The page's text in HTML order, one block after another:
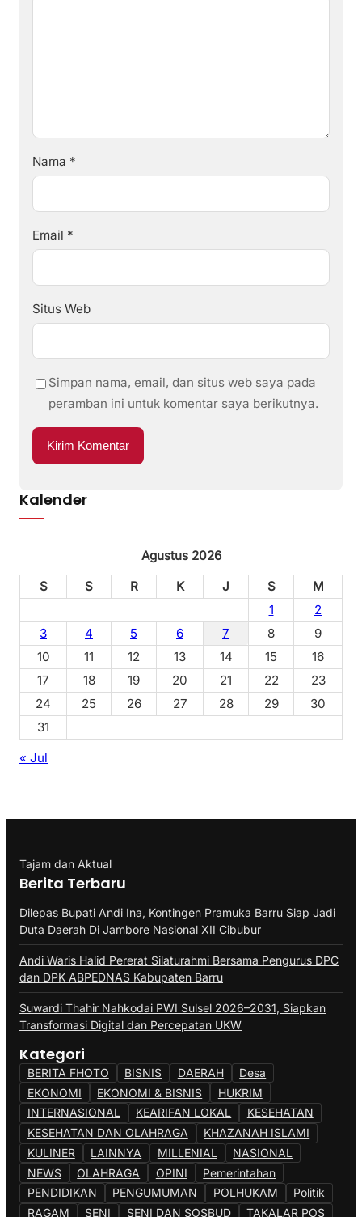
Nama *
Email *
Situs Web
Simpan nama, email, dan situs web saya pada
peramban ini untuk komentar saya berikutnya.
Kalender
Agustus 2026
S
S R K J S
M
1
2
3
4 5 6 7 8
9
10
11 12 13 14 15
16
17
18 19 20 21 22
23
24
25 26 27 28 29
30
31
« Jul
Tajam dan Aktual
Berita Terbaru
Dilepas Bupati Andi Ina, Kontingen Pramuka Barru Siap Jadi
Duta Daerah Di Jambore Nasional XII Cibubur
Andi Waris Halid Pererat Silaturahmi Bersama Pengurus DPC
dan DPK ABPEDNAS Kabupaten Barru
Suwardi Thahir Nahkodai PWI Sulsel 2026–2031, Siapkan
Transformasi Digital dan Percepatan UKW
Kategori
BERITA FHOTO BISNIS DAERAH
Desa
EKONOMI
EKONOMI & BISNIS
HUKRIM
INTERNASIONAL
KEARIFAN LOKAL
KESEHATAN
KESEHATAN DAN OLAHRAGA
KHAZANAH ISLAMI
KULINER
LAINNYA MILLENIAL
NASIONAL
NEWS
OLAHRAGA OPINI
Pemerintahan
PENDIDIKAN
PENGUMUMAN POLHUKAM
Politik
RAGAM
SENI SENI DAN SOSBUD TAKALAR POS